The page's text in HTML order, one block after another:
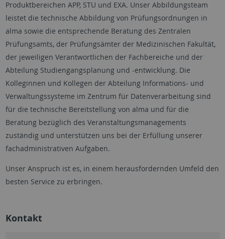
Produktbereichen APP, STU und EXA. Unser Abbildungsteam
leistet die technische Abbildung von Prüfungsordnungen in
alma sowie die entsprechende Beratung des Zentralen
Prüfungsamts, der Prüfungsämter der Medizinischen Fakultät,
der jeweiligen Verantwortlichen der Fachbereiche und der
Abteilung Studiengangsplanung und -entwicklung. Die
Kolleginnen und Kollegen der Abteilung Informations- und
Verwaltungssysteme im Zentrum für Datenverarbeitung sind
für die technische Bereitstellung von alma und für die
Beratung bezüglich des Veranstaltungsmanagements
zuständig und unterstützen uns bei der Erfüllung unserer
fachadministrativen Aufgaben.
Unser Anspruch ist es, in einem herausfordernden Umfeld den
besten Service zu erbringen.
Kontakt